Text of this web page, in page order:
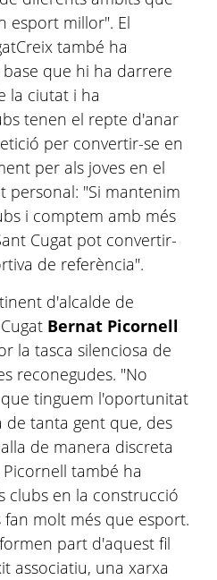
esport millor". El
també ha
que hi ha darrere
la ciutat i ha
tenen el repte d'anar
per convertir-se en
per als joves en el
personal: "Si mantenim
i comptem amb més
Cugat pot convertir-
de referència".
d'alcalde de
Bernat Picornell
la tasca silenciosa de
reconegudes. "No
que tinguem l'oportunitat
de tanta gent que, des
de manera discreta
també ha
clubs en la construcció
fan molt més que esport.
part d'aquest fil
associatiu, una xarxa